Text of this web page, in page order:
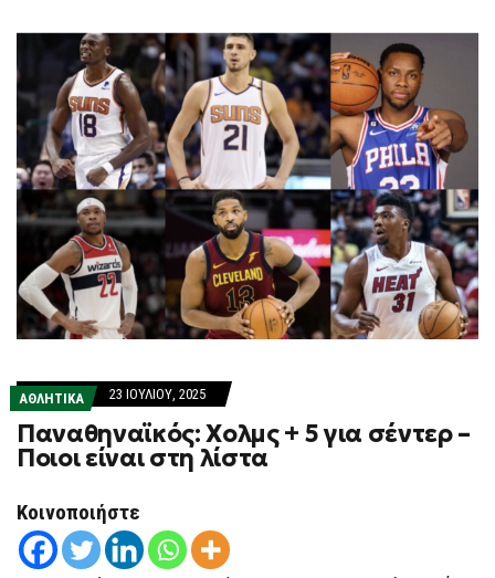
ΑΘΛΗΤΙΚΑ 23 ΙΟΥΛΊΟΥ, 2025
Παναθηναϊκός: Χολμς + 5 για σέντερ –
Ποιοι είναι στη λίστα
Κοινοποιήστε